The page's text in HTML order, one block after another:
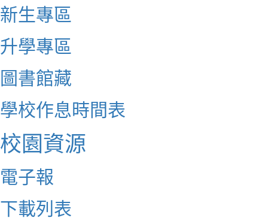
新生專區
升學專區
圖書館藏
學校作息時間表
校園資源
電子報
下載列表